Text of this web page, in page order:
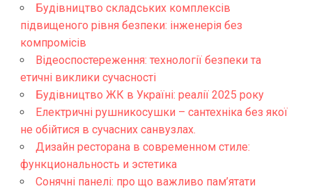
Будівництво складських комплексів
підвищеного рівня безпеки: інженерія без
компромісів
Відеоспостереження: технології безпеки та
етичні виклики сучасності
Будівництво ЖК в Україні: реалії 2025 року
Електричні рушникосушки – сантехніка без якої
не обійтися в сучасних санвузлах.
Дизайн ресторана в современном стиле:
функциональность и эстетика
Сонячні панелі: про що важливо пам’ятати